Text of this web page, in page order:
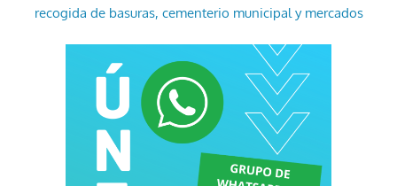
recogida de basuras, cementerio municipal y mercados